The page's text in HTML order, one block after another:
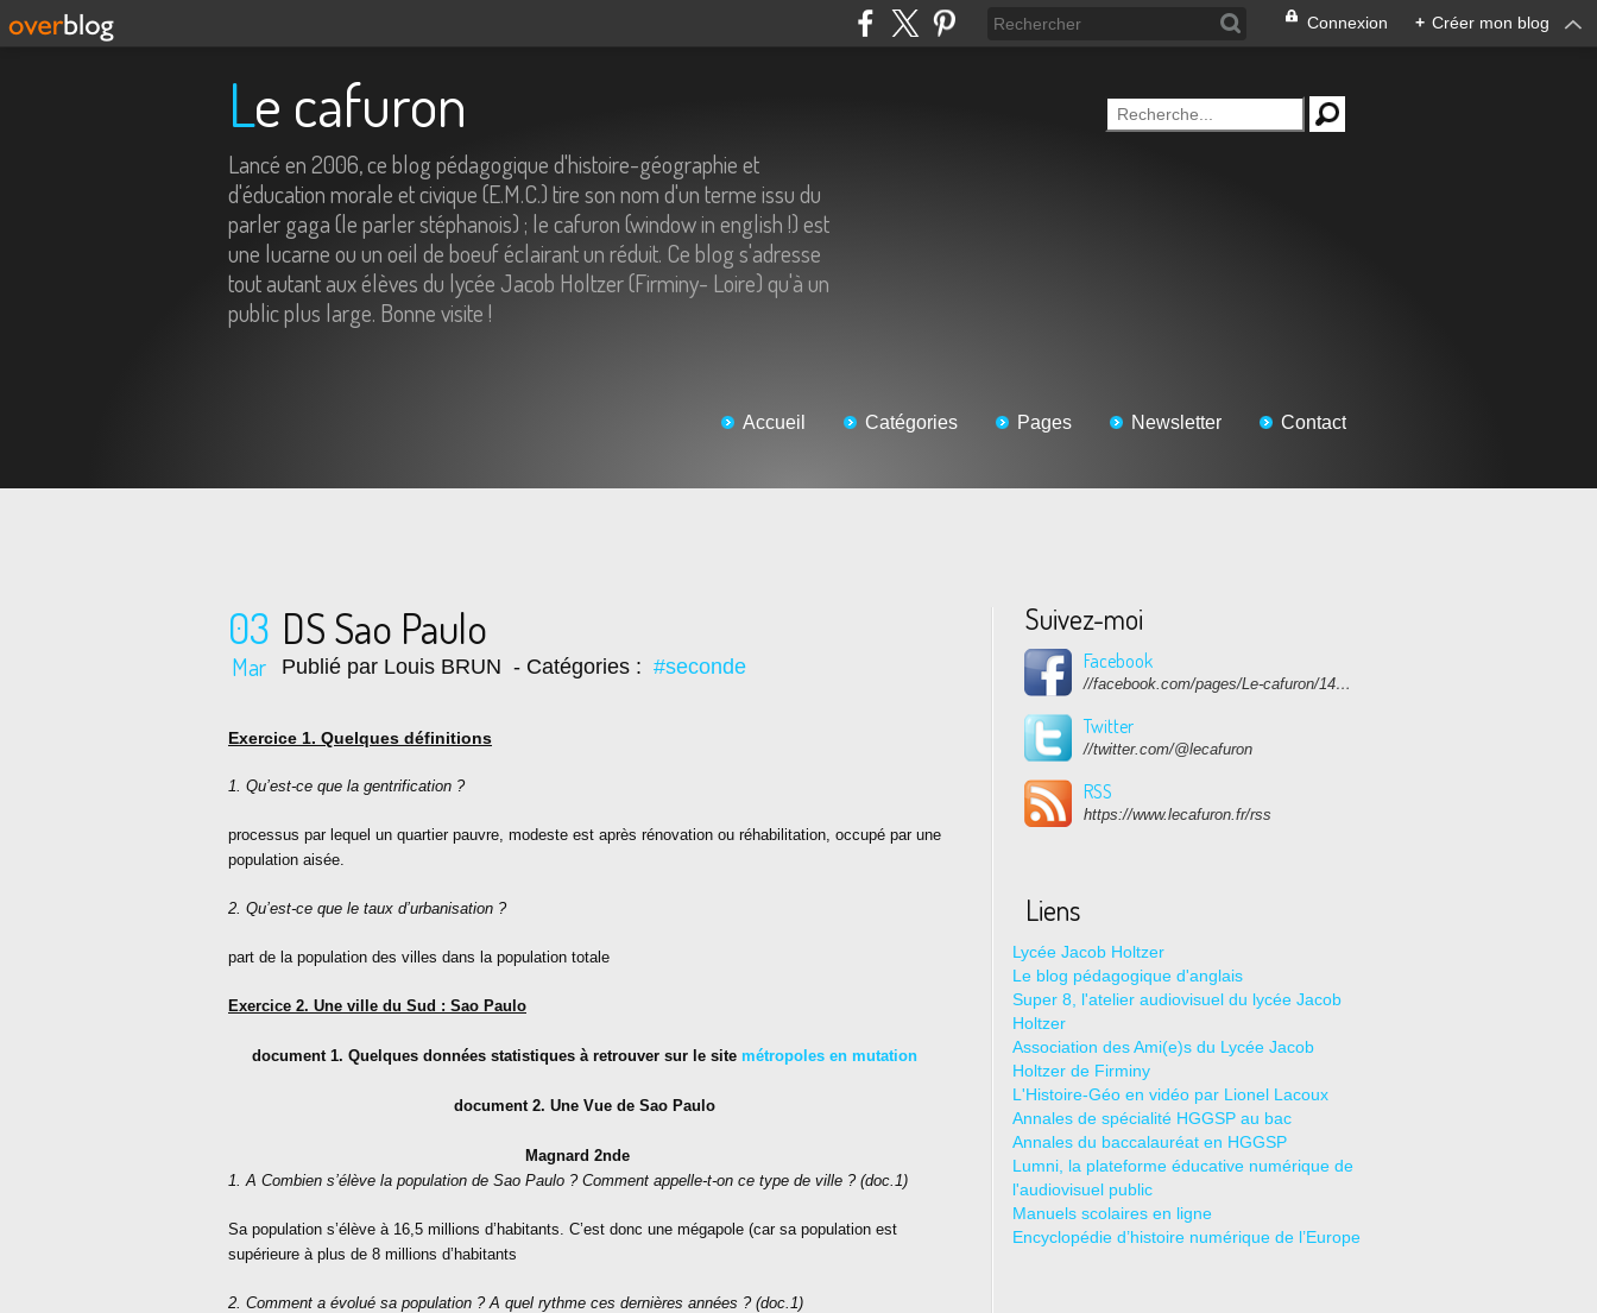
Connexion + Créer mon blog
Le cafuron
Lancé en 2006, ce blog pédagogique d'histoire-géographie et
d'éducation morale et civique (E.M.C.) tire son nom d'un terme issu du
parler gaga (le parler stéphanois) ; le cafuron (window in english !) est
une lucarne ou un oeil de boeuf éclairant un réduit. Ce blog s'adresse
tout autant aux élèves du lycée Jacob Holtzer (Firminy- Loire) qu'à un
public plus large. Bonne visite !
Accueil Catégories Pages Newsletter Contact
03
Mar
DS Sao Paulo
Publié par Louis BRUN - Catégories : #seconde
Exercice 1. Quelques définitions
1. Qu’est-ce que la gentrification ?
processus par lequel un quartier pauvre, modeste est après rénovation ou réhabilitation, occupé par une
population aisée.
2. Qu’est-ce que le taux d’urbanisation ?
part de la population des villes dans la population totale
Exercice 2. Une ville du Sud : Sao Paulo
document 1. Quelques données statistiques à retrouver sur le site métropoles en mutation
document 2. Une Vue de Sao Paulo
Magnard 2nde
1. A Combien s’élève la population de Sao Paulo ? Comment appelle-t-on ce type de ville ? (doc.1)
Sa population s’élève à 16,5 millions d’habitants. C’est donc une mégapole (car sa population est
supérieure à plus de 8 millions d’habitants
2. Comment a évolué sa population ? A quel rythme ces dernières années ? (doc.1)
Suivez-moi
Facebook
//facebook.com/pages/Le-cafuron/1415682768741632
Twitter
//twitter.com/@lecafuron
RSS
https://www.lecafuron.fr/rss
Liens
Lycée Jacob Holtzer
Le blog pédagogique d'anglais
Super 8, l'atelier audiovisuel du lycée Jacob
Holtzer
Association des Ami(e)s du Lycée Jacob
Holtzer de Firminy
L'Histoire-Géo en vidéo par Lionel Lacoux
Annales de spécialité HGGSP au bac
Annales du baccalauréat en HGGSP
Lumni, la plateforme éducative numérique de
l'audiovisuel public
Manuels scolaires en ligne
Encyclopédie d’histoire numérique de l’Europe